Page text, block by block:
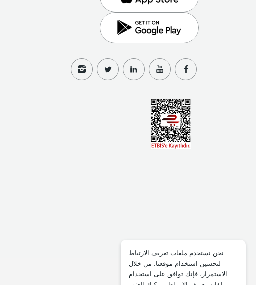
نحن نستخدم ملفات تعريف الارتباط
لتحسين استخدام موقعنا. من خلال
الاستمرار، فإنك توافق على استخدام